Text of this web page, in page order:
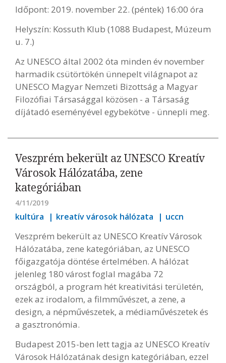
Időpont: 2019. november 22. (péntek) 16:00 óra
Helyszín: Kossuth Klub (1088 Budapest, Múzeum
u. 7.)
Az UNESCO által 2002 óta minden év november
harmadik csütörtökén ünnepelt világnapot az
UNESCO Magyar Nemzeti Bizottság a Magyar
Filozófiai Társasággal közösen - a Társaság
díjátadó eseményével egybekötve - ünnepli meg.
Veszprém bekerült az UNESCO Kreatív
Városok Hálózatába, zene
kategóriában
4/11/2019
kultúra kreatív városok hálózata uccn
Veszprém bekerült az UNESCO Kreatív Városok
Hálózatába, zene kategóriában, az UNESCO
főigazgatója döntése értelmében. A hálózat
jelenleg 180 várost foglal magába 72
országból, a program hét kreativitási területén,
ezek az irodalom, a filmművészet, a zene, a
design, a népművészetek, a médiaművészetek és
a gasztronómia.
Budapest 2015-ben lett tagja az UNESCO Kreatív
Városok Hálózatának design kategóriában, ezzel